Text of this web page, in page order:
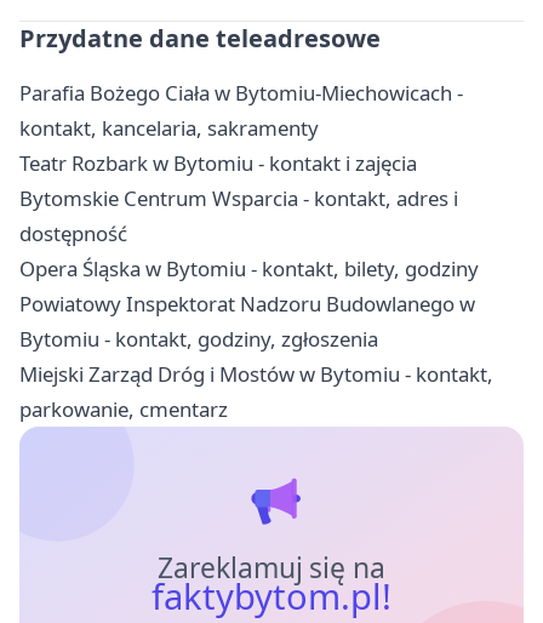
Przydatne dane teleadresowe
Parafia Bożego Ciała w Bytomiu-Miechowicach -
kontakt, kancelaria, sakramenty
Teatr Rozbark w Bytomiu - kontakt i zajęcia
Bytomskie Centrum Wsparcia - kontakt, adres i
dostępność
Opera Śląska w Bytomiu - kontakt, bilety, godziny
Powiatowy Inspektorat Nadzoru Budowlanego w
Bytomiu - kontakt, godziny, zgłoszenia
Miejski Zarząd Dróg i Mostów w Bytomiu - kontakt,
parkowanie, cmentarz
Zareklamuj się na
faktybytom.pl!